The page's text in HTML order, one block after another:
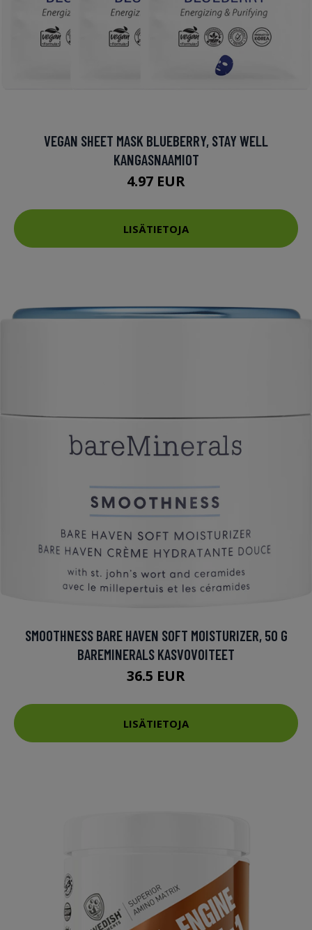
VEGAN SHEET MASK BLUEBERRY, STAY WELL
KANGASNAAMIOT
4.97 EUR
LISÄTIETOJA
SMOOTHNESS BARE HAVEN SOFT MOISTURIZER, 50 G
BAREMINERALS KASVOVOITEET
36.5 EUR
LISÄTIETOJA